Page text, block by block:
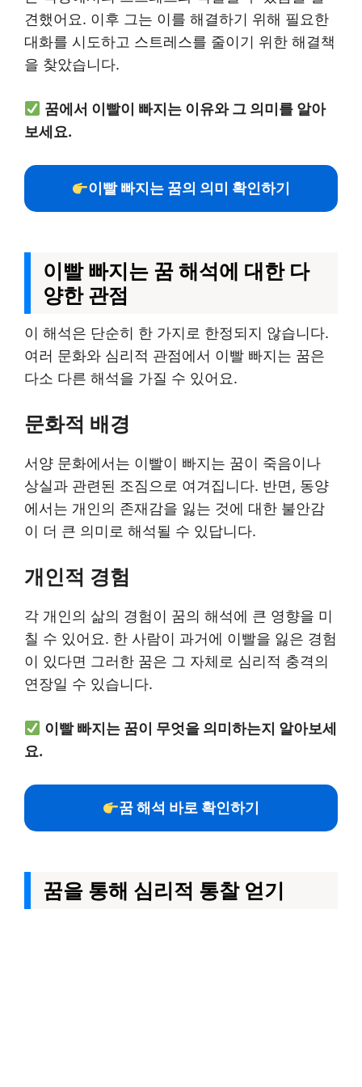
견했어요. 이후 그는 이를 해결하기 위해 필요한
대화를 시도하고 스트레스를 줄이기 위한 해결책
을 찾았습니다.
꿈에서 이빨이 빠지는 이유와 그 의미를 알아
보세요.
이빨 빠지는 꿈의 의미 확인하기
이빨 빠지는 꿈 해석에 대한 다
양한 관점
이 해석은 단순히 한 가지로 한정되지 않습니다.
여러 문화와 심리적 관점에서 이빨 빠지는 꿈은
다소 다른 해석을 가질 수 있어요.
문화적 배경
서양 문화에서는 이빨이 빠지는 꿈이 죽음이나
상실과 관련된 조짐으로 여겨집니다. 반면, 동양
에서는 개인의 존재감을 잃는 것에 대한 불안감
이 더 큰 의미로 해석될 수 있답니다.
개인적 경험
각 개인의 삶의 경험이 꿈의 해석에 큰 영향을 미
칠 수 있어요. 한 사람이 과거에 이빨을 잃은 경험
이 있다면 그러한 꿈은 그 자체로 심리적 충격의
연장일 수 있습니다.
이빨 빠지는 꿈이 무엇을 의미하는지 알아보세
요.
꿈 해석 바로 확인하기
꿈을 통해 심리적 통찰 얻기